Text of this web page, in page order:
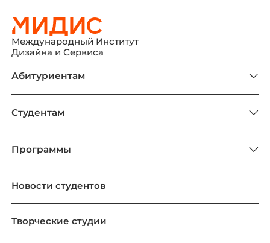
Международный Институт
Дизайна и Сервиса
Новости студентов
Творческие студии
Программы
Абитуриентам
Студентам